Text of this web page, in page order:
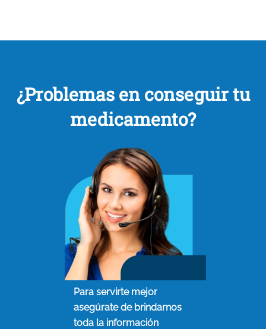
¿Problemas en conseguir tu
medicamento?
Para servirte mejor
asegúrate de brindarnos
toda la información